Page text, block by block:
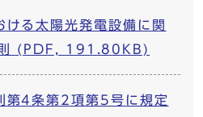
ける太陽光発電設備に関
則 (PDF, 191.80KB)
第4条第2項第5号に規定